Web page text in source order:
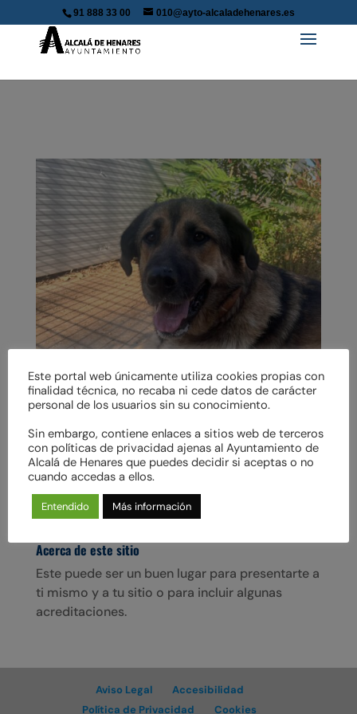
91 888 33 00 010@ayto-alcaladehenares.es
BRIGHT en adopción
Resalto por mi simpatía hacia personas y
perros. Me encanta salir a jugar y explorar, pero
dormir también es un placer.
Acerca de este sitio
Este puede ser un buen lugar para presentarte a
ti mismo y a tu sitio o para incluir algunas
acreditaciones.
Aviso Legal
Accesibilidad
Política de Privacidad
Cookies
Este portal web únicamente utiliza cookies propias con
finalidad técnica, no recaba ni cede datos de carácter
personal de los usuarios sin su conocimiento.
Sin embargo, contiene enlaces a sitios web de terceros
con políticas de privacidad ajenas al Ayuntamiento de
Alcalá de Henares que puedes decidir si aceptas o no
cuando accedas a ellos.
Entendido Más información